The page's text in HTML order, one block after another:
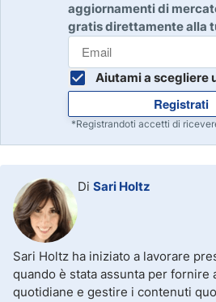
aggiornamenti di
gratis direttamente alla
Aiutami a scegliere
Registrati
*Registrandoti accetti di
Di Sari Holtz
Sari Holtz ha iniziato a lavorare
quando è stata assunta per fornire
quotidiane e gestire i contenuti